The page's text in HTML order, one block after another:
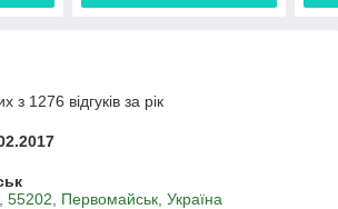
з 1276 відгуків за рік
55202, Первомайськ, Україна